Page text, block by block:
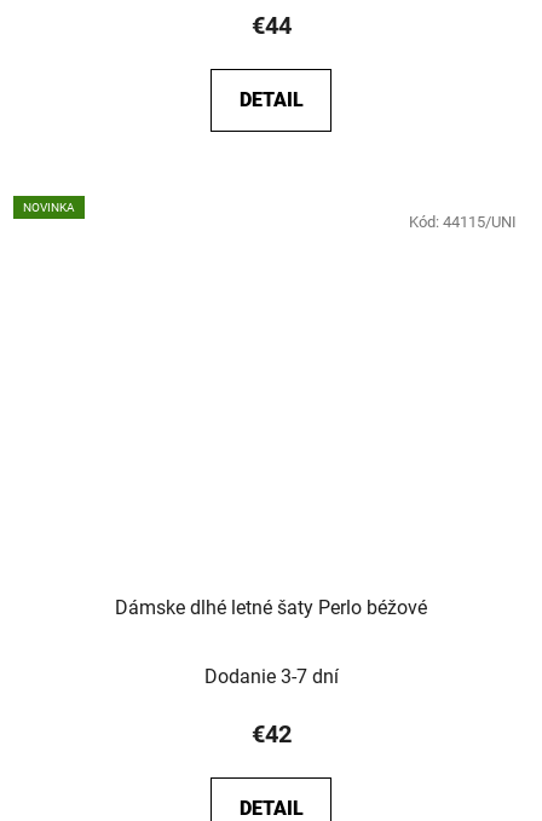
€44
DETAIL
NOVINKA
Dámske dlhé letné šaty Perlo béžové
Dodanie 3-7 dní
€42
DETAIL
Kód: 44115/UNI